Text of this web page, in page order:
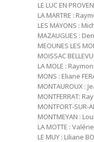
LE LUC EN
LA MARTRE :
LES MAYONS :
MAZAUGUES :
MEOUNES LES
MOISSAC
LA MOLE :
MONS : Eliane
MONTAUROUX :
MONTFERRAT:
MONTFORT-SUR-
MONTMEYAN :
LA MOTTE :
LE MUY : Liliane